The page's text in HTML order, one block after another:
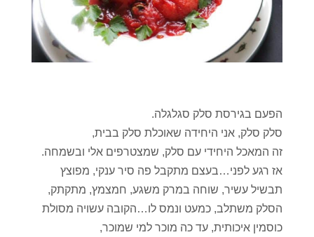
הפעם בגירסת סלק סגלגלה.
סלק סלק, אני היחידה שאוכלת סלק בבית,
זה המאכל היחידי עם סלק, שמצטרפים אלי ובשמחה.
אז רגע לפני…בעצם מתקבל פה סיר ענקי, מפוצץ
תבשיל עשיר, שוחה במרק משגע, חמצמץ, מתקתק,
הסלק משתלב, כמעט ונמס לו…הקובה עשויה מסולת
כוסמין איכותית, עד כה מוכר למי שמוכר,